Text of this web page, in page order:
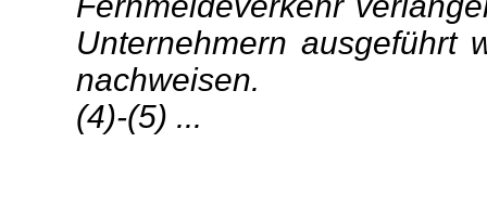
Unternehmern ausgeführt
nachweisen.
(4)-(5) ...